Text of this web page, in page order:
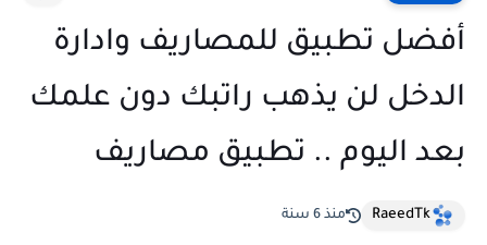
أفضل تطبيق للمصاريف وادارة
الدخل لن يذهب راتبك دون علمك
بعد اليوم .. تطبيق مصاريف
RaeedTk منذ 6 سنة